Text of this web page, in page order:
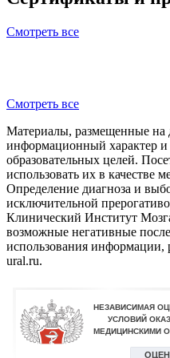
Смотреть все
Смотреть все
Материалы, размещенные на
информационный характер и
образовательных целей.
использовать их в качестве
Определение диагноза и
исключительной
Клинический Институт
возможные негативные
использования информации,
ural.ru.